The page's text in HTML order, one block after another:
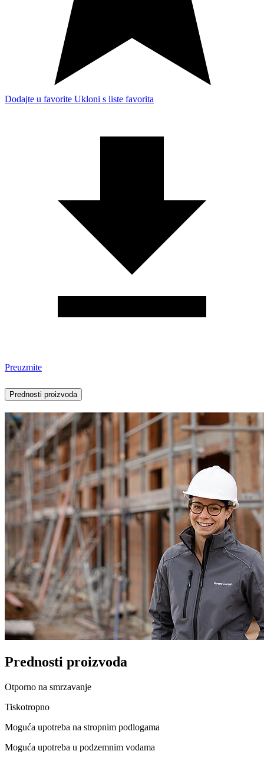
Dodajte u favorite Ukloni s liste favorita
Preuzmite
Prednosti proizvoda
Prednosti proizvoda
Otporno na smrzavanje
Tiskotropno
Moguća upotreba na stropnim podlogama
Moguća upotreba u podzemnim vodama